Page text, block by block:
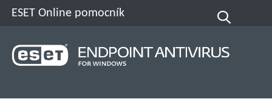
ESET Online pomocník